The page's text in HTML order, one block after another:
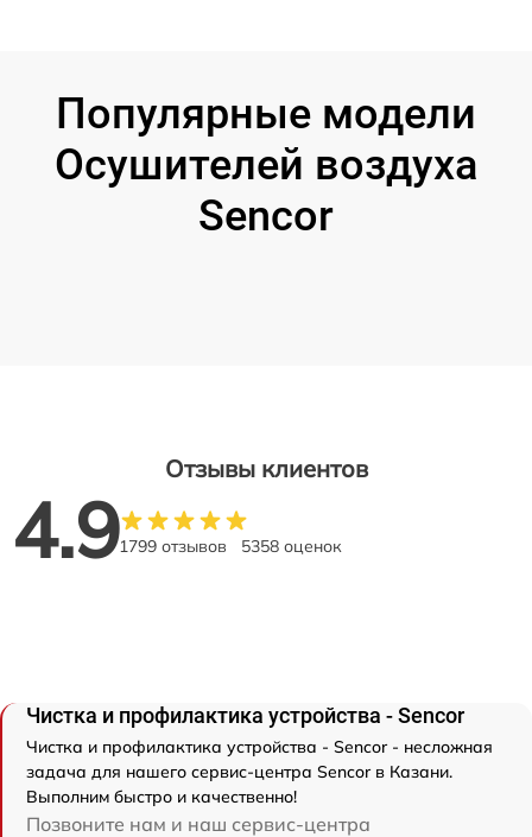
Популярные модели
Осушителей воздуха
Sencor
Отзывы клиентов
4.91799 отзывов 5358 оценок
Чистка и профилактика устройства - Sencor
Чистка и профилактика устройства - Sencor - несложная
задача для нашего сервис-центра Sencor в Казани.
Выполним быстро и качественно!
Позвоните нам и наш сервис-центра